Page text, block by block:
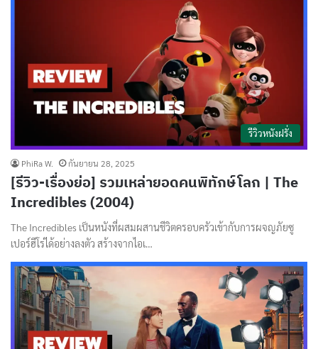
รีวิวหนังฝรั่ง
PhiRa W. กันยายน 28, 2025
[รีวิว-เรื่องย่อ] รวมเหล่ายอดคนพิทักษ์โลก | The
Incredibles (2004)
The Incredibles เป็นหนังที่ผสมผสานชีวิตครอบครัวเข้ากับการผจญภัยซู
เปอร์ฮีโร่ได้อย่างลงตัว สร้างจากไอเ…